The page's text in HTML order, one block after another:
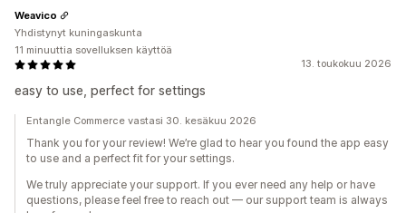
13. toukokuu 2026
easy to use, perfect for settings
Weavico
Yhdistynyt kuningaskunta
11 minuuttia sovelluksen käyttöä
Entangle Commerce vastasi 30. kesäkuu 2026
Thank you for your review! We’re glad to hear you found the app easy
to use and a perfect fit for your settings.
We truly appreciate your support. If you ever need any help or have
questions, please feel free to reach out — our support team is always